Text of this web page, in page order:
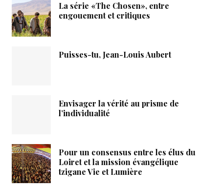
La série «The Chosen», entre
engouement et critiques
Puisses-tu, Jean-Louis Aubert
Envisager la vérité au prisme de
l’individualité
Pour un consensus entre les élus du
Loiret et la mission évangélique
tzigane Vie et Lumière